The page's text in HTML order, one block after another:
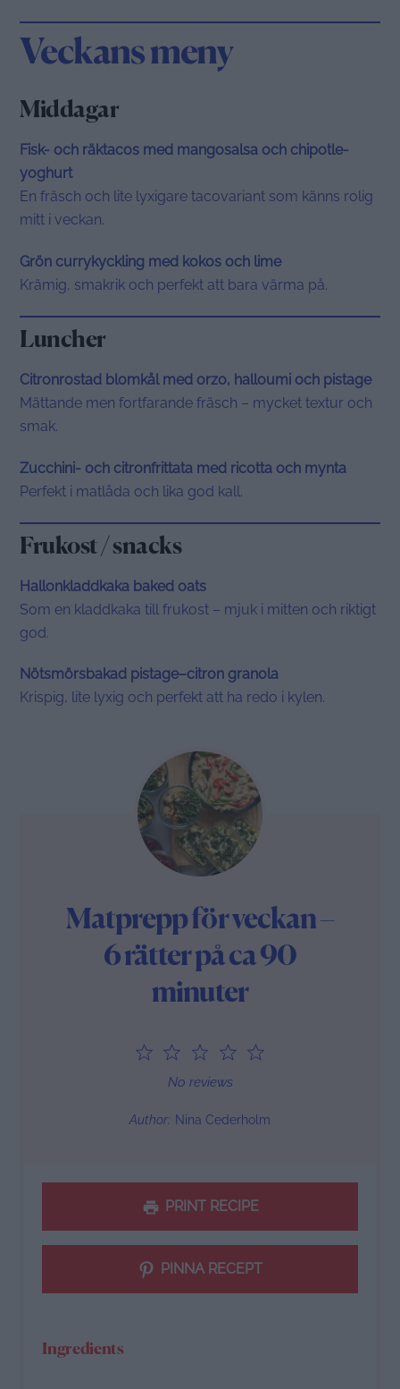
Veckans meny
Middagar
Fisk- och räktacos med mangosalsa och chipotle-
yoghurt
En fräsch och lite lyxigare tacovariant som känns rolig
mitt i veckan.
Grön currykyckling med kokos och lime
Krämig, smakrik och perfekt att bara värma på.
Luncher
Citronrostad blomkål med orzo, halloumi och pistage
Mättande men fortfarande fräsch – mycket textur och
smak.
Zucchini- och citronfrittata med ricotta och mynta
Perfekt i matlåda och lika god kall.
Frukost / snacks
Hallonkladdkaka baked oats
Som en kladdkaka till frukost – mjuk i mitten och riktigt
god.
Nötsmörsbakad pistage–citron granola
Krispig, lite lyxig och perfekt att ha redo i kylen.
Matprepp för veckan –
6 rätter på ca 90
minuter
4
Stars
Stars
1
Star
No reviews
Author: Nina Cederholm
PRINT RECIPE
PINNA RECEPT
Ingredients